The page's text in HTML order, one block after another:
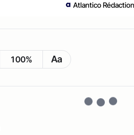
Atlantico
100% Aa